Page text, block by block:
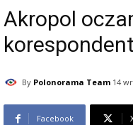
Akropol
By Polonorama Team 14
Facebook